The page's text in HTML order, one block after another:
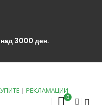
над 3000 ден.
| РЕКЛАМАЦИИ
0